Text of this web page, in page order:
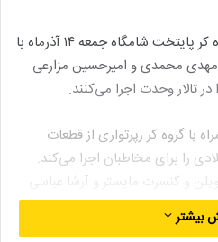
، ارکستر و گروه کر پایتخت شامگاه جمعه ۱۴ آذرماه با
مهدی محمدی و امیرحسین مزارعی
تالار وحدت اجرا می‌کنند.
با گروه کر رپرتواری از قطعات
و خاطره‌انگیز دهه ۶۰ میلادی را برای مخاطبان اجرا می‌کند.
و کنسرت مایستر و آرشا عباسی
دارند.
بیشتر